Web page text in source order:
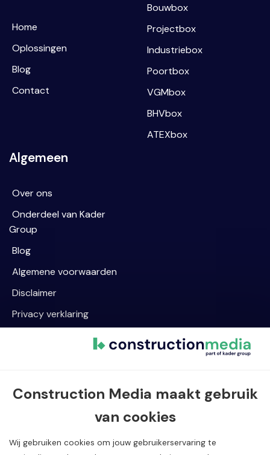
Home
Oplossingen
Blog
Contact
Bouwbox
Projectbox
Industriebox
Poortbox
VGMbox
BHVbox
ATEXbox
Algemeen
Over ons
Onderdeel van Kader
Group
Blog
Algemene voorwaarden
Disclaimer
Privacy verklaring
Cookievoorkeur wijzigen
Van Dijklaan 5, 5581 WG Waalre
040 720 08 55
info@constructionmedia.nl
Construction Media maakt gebruik
van cookies
Wij gebruiken cookies om jouw gebruikerservaring te